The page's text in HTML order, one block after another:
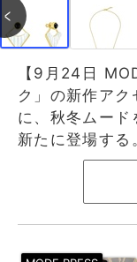
【9月24日
ク」の新作アク
に、秋冬ムー
新たに登場する